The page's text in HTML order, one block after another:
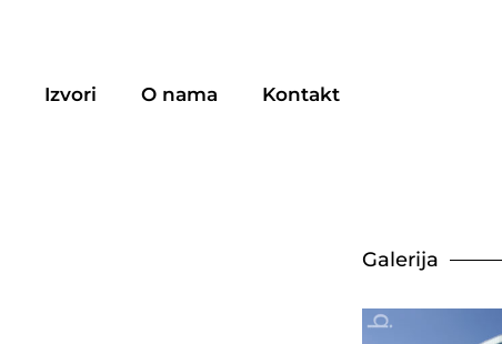
Izvori O nama Kontakt
Galerija